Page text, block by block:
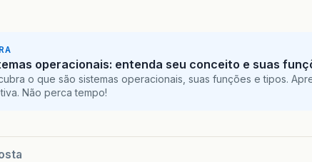
operacionais: entenda seu conceito e suas
o que são sistemas operacionais, suas funções e tipos.
Não perca tempo!